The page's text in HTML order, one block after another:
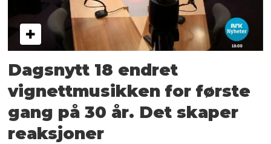
Dagsnytt 18 endret
vignettmusikken for første
gang på 30 år. Det skaper
reaksjoner